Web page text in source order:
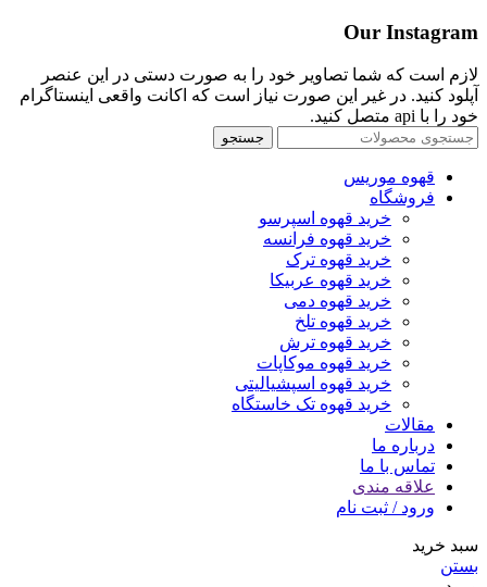
Our Instagram
لازم است که شما تصاویر خود را به صورت دستی در این عنصر
آپلود کنید. در غیر این صورت نیاز است که اکانت واقعی اینستاگرام
خود را با api متصل کنید.
جستجو
قهوه موریس
فروشگاه
خرید قهوه اسپرسو
خرید قهوه فرانسه
خرید قهوه ترک
خرید قهوه عربیکا
خرید قهوه دمی
خرید قهوه تلخ
خرید قهوه ترش
خرید قهوه موکاپات
خرید قهوه اسپشیالیتی
خرید قهوه تک خاستگاه
مقالات
درباره ما
تماس با ما
علاقه مندی
ورود / ثبت نام
سبد خرید
بستن